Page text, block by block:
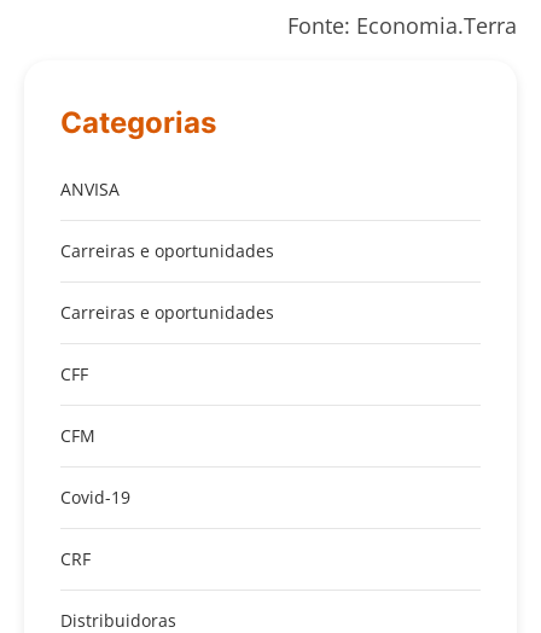
Fonte: Economia.Terra
Categorias
ANVISA
Carreiras e oportunidades
Carreiras e oportunidades
CFF
CFM
Covid-19
CRF
Distribuidoras